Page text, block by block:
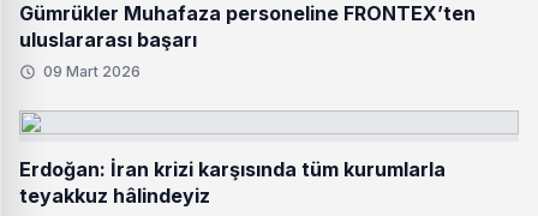
Gümrükler Muhafaza personeline FRONTEX’ten
uluslararası başarı
09 Mart 2026
Erdoğan: İran krizi karşısında tüm kurumlarla
teyakkuz hâlindeyiz